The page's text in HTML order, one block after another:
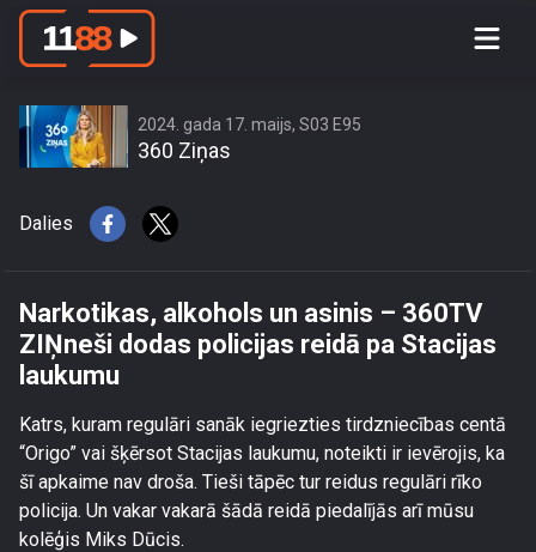
Narkotikas, alkohols un asinis –
2024. gada 17. maijs, S03 E95
360 Ziņas
Dalies
Narkotikas, alkohols un asinis – 360TV
ZIŅneši dodas policijas reidā pa Stacijas
laukumu
Katrs, kuram regulāri sanāk iegriezties tirdzniecības centā
“Origo” vai šķērsot Stacijas laukumu, noteikti ir ievērojis, ka
šī apkaime nav droša. Tieši tāpēc tur reidus regulāri rīko
policija. Un vakar vakarā šādā reidā piedalījās arī mūsu
kolēģis Miks Dūcis.